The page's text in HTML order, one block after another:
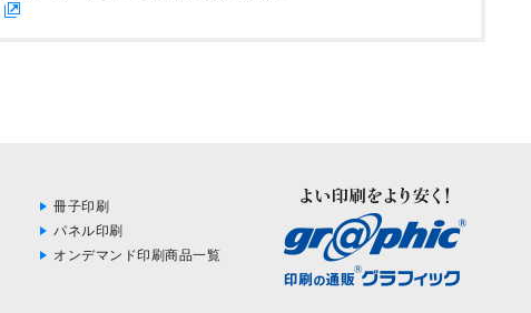
冊子印刷
パネル印刷
オンデマンド印刷商品一覧